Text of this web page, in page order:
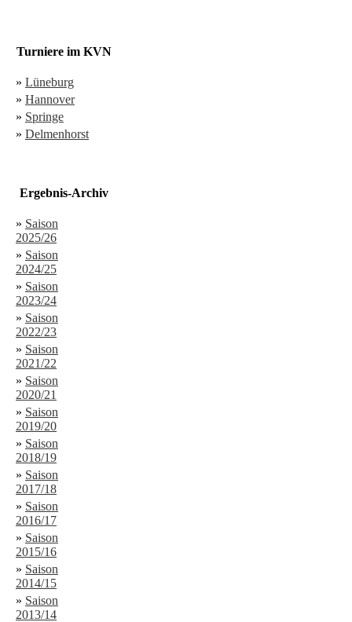
Turniere im KVN
» Lüneburg
» Hannover
» Springe
» Delmenhorst
Ergebnis-Archiv
» Saison
2025/26
» Saison
2024/25
» Saison
2023/24
» Saison
2022/23
» Saison
2021/22
» Saison
2020/21
» Saison
2019/20
» Saison
2018/19
» Saison
2017/18
» Saison
2016/17
» Saison
2015/16
» Saison
2014/15
» Saison
2013/14